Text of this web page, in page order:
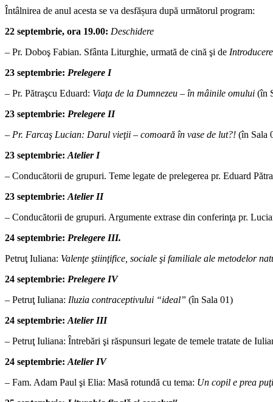
Întâlnirea de anul acesta se va desfășura după următorul program:
22 septembrie, ora 19.00: Deschidere
– Pr. Doboş Fabian. Sfânta Liturghie, urmată de cină şi de Introducere
23 septembrie: Prelegere I
– Pr. Pătraşcu Eduard: Viaţa de la Dumnezeu – în mâinile omului (în
23 septembrie: Prelegere II
– Pr. Farcaş Lucian: Darul vieţii – comoară în vase de lut?! (în Sala
23 septembrie:Atelier I
– Conducătorii de grupuri. Teme legate de prelegerea pr. Eduard
23 septembrie:Atelier II
– Conducătorii de grupuri. Argumente extrase din conferinţa pr.
24 septembrie: Prelegere III.
Petruţ Iuliana: Valenţe ştiinţifice, sociale şi familiale ale metodelor
24 septembrie: Prelegere IV
– Petruţ Iuliana: Iluzia contraceptivului “ideal” (în Sala 01)
24 septembrie:Atelier III
– Petruţ Iuliana: Întrebări şi răspunsuri legate de temele tratate de
24 septembrie:Atelier IV
– Fam. Adam Paul şi Elia: Masă rotundă cu tema: Un copil e prea